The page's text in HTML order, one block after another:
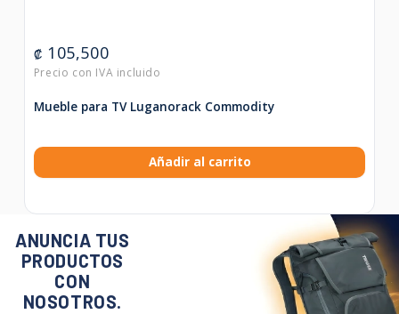
₡ 105,500
Mueble para TV Luganorack Commodity
Añadir al carrito
ANUNCIA TUS
PRODUCTOS
CON
NOSOTROS.